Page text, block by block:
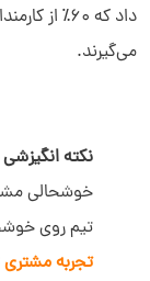
داد که 60٪
می‌گیرند.
نکته
خوشحالی
تیم روی
تجربه مشتری